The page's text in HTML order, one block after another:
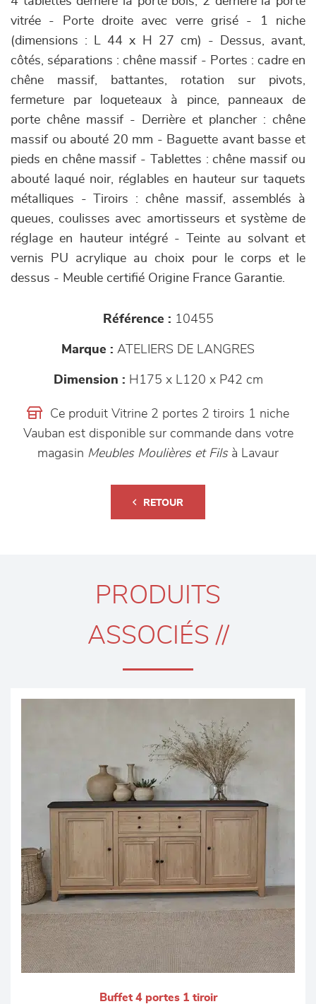
vitrée - Porte droite avec verre grisé - 1 niche
(dimensions : L 44 x H 27 cm) - Dessus, avant,
côtés, séparations : chêne massif - Portes : cadre en
chêne massif, battantes, rotation sur pivots,
fermeture par loqueteaux à pince, panneaux de
porte chêne massif - Derrière et plancher : chêne
massif ou abouté 20 mm - Baguette avant basse et
pieds en chêne massif - Tablettes : chêne massif ou
abouté laqué noir, réglables en hauteur sur taquets
métalliques - Tiroirs : chêne massif, assemblés à
queues, coulisses avec amortisseurs et système de
réglage en hauteur intégré - Teinte au solvant et
vernis PU acrylique au choix pour le corps et le
dessus - Meuble certifié Origine France Garantie.
Référence : 10455
Marque : ATELIERS DE LANGRES
Dimension : H175 x L120 x P42 cm
Ce produit Vitrine 2 portes 2 tiroirs 1 niche
Vauban est disponible sur commande dans votre
magasin Meubles Moulières et Filsà Lavaur
RETOUR
PRODUITS
ASSOCIÉS //
Buffet 4 portes 1 tiroir